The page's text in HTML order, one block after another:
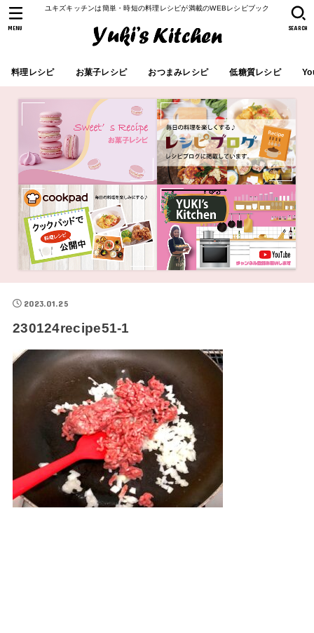
ユキズキッチンは簡単・時短の料理レシピが満載のWEBレシピブック
料理レシピ お菓子レシピ おつまみレシピ 低糖質レシピ
SEARCH
MENU
2023.01.25
230124recipe51-1